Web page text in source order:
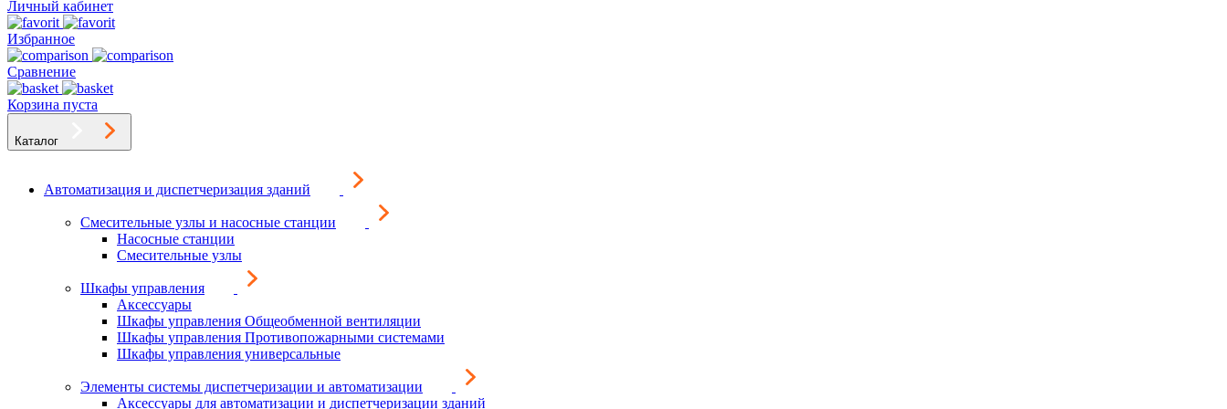
Личный кабинет
Избранное
Сравнение
Корзина пуста
Каталог
Автоматизация и диспетчеризация зданий
Смесительные узлы и насосные станции
Насосные станции
Смесительные узлы
Шкафы управления
Аксессуары
Шкафы управления Общеобменной вентиляции
Шкафы управления Противопожарными системами
Шкафы управления универсальные
Элементы системы диспетчеризации и автоматизации
Аксессуары для автоматизации и диспетчеризации зданий